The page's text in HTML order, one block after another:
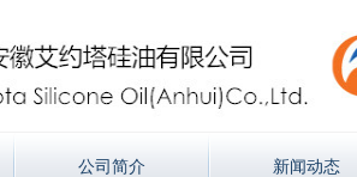
公司简介 新闻动态